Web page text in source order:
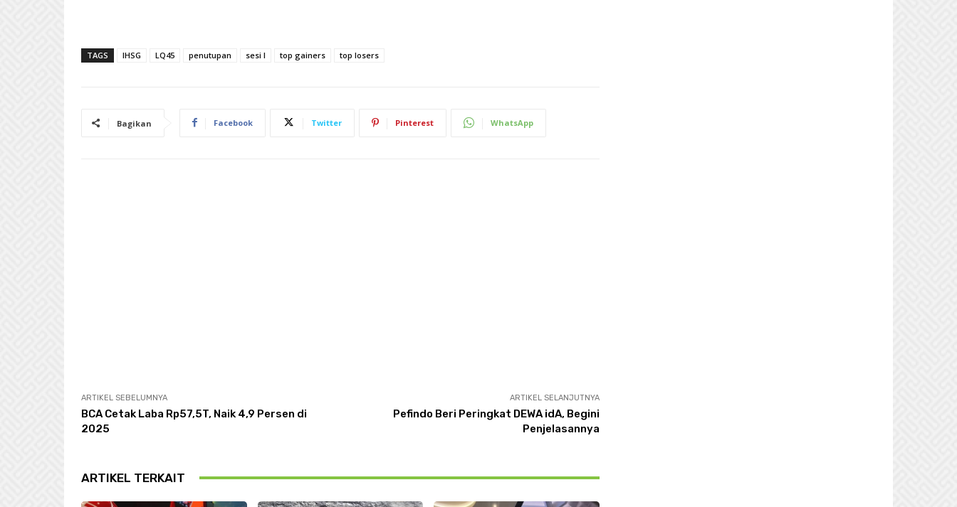
TAGS IHSG LQ45 penutupan sesi I top gainers top losers
Bagikan Facebook Twitter Pinterest WhatsApp
ARTIKEL SEBELUMNYA
BCA Cetak Laba Rp57,5T, Naik 4,9 Persen di
2025
ARTIKEL SELANJUTNYA
Pefindo Beri Peringkat DEWA idA, Begini
Penjelasannya
ARTIKEL TERKAIT